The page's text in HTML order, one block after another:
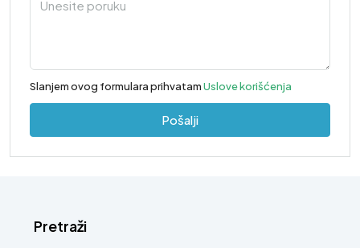
Slanjem ovog formulara prihvatamUslove korišćenja
Pošalji
Pretraži